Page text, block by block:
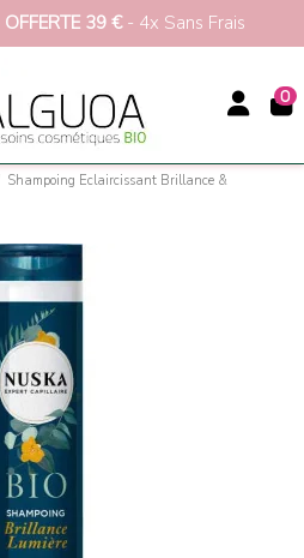
OFFERTE 39 €- 4x Sans Frais
0
Shampoing Eclaircissant Brillance &